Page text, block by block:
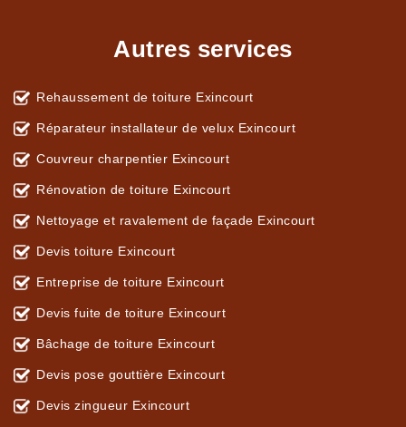
Autres services
Rehaussement de toiture Exincourt
Réparateur installateur de velux Exincourt
Couvreur charpentier Exincourt
Rénovation de toiture Exincourt
Nettoyage et ravalement de façade Exincourt
Devis toiture Exincourt
Entreprise de toiture Exincourt
Devis fuite de toiture Exincourt
Bâchage de toiture Exincourt
Devis pose gouttière Exincourt
Devis zingueur Exincourt